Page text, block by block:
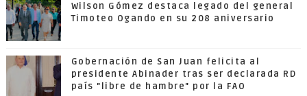
Wilson Gómez destaca legado del general
Timoteo Ogando en su 208 aniversario
Gobernación de San Juan felicita al
presidente Abinader tras ser declarada RD
país "libre de hambre" por la FAO